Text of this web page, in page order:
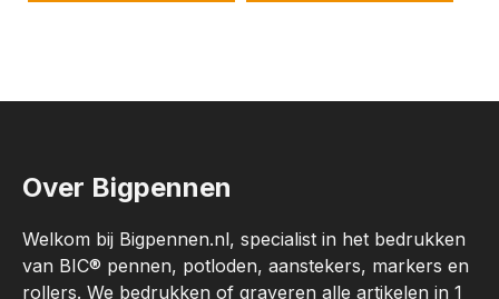
Over Bigpennen
Welkom bij Bigpennen.nl, specialist in het bedrukken
van BIC® pennen, potloden, aanstekers, markers en
rollers. We bedrukken of graveren alle artikelen in 1